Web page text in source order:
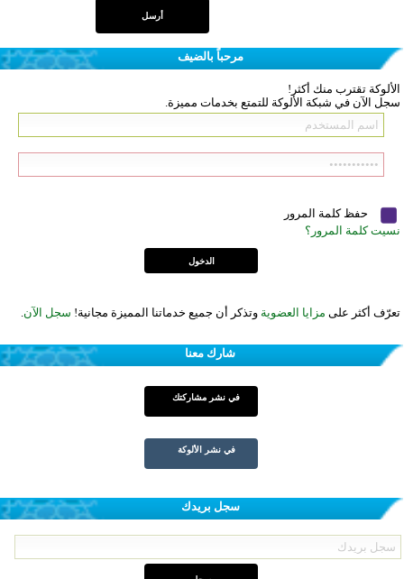
مرحباً بالضيف
الألوكة تقترب منك أكثر!
سجل الآن في شبكة الألوكة للتمتع بخدمات مميزة.
حفظ كلمة المرور
نسيت كلمة المرور؟
تعرّف أكثر على مزايا العضوية وتذكر أن جميع خدماتنا المميزة مجانية! سجل الآن.
شارك معنا
في نشر مشاركتك
في نشر الألوكة
سجل بريدك